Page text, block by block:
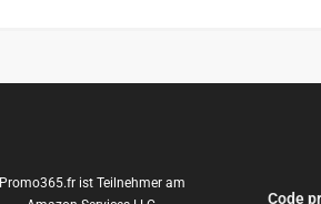
Promo365.fr ist Teilnehmer am
Code